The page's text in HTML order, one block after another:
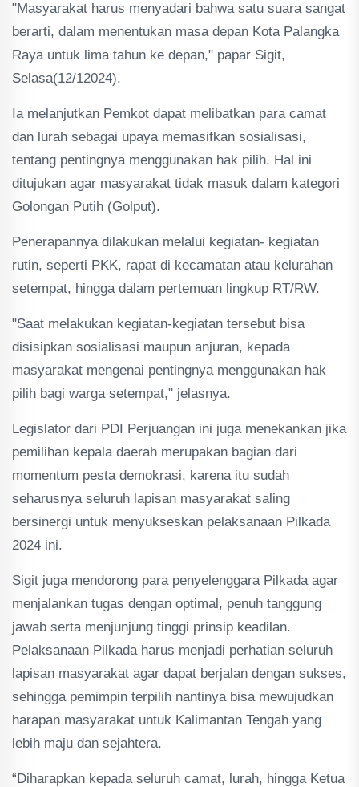
"Masyarakat harus menyadari bahwa satu suara sangat
berarti, dalam menentukan masa depan Kota Palangka
Raya untuk lima tahun ke depan," papar Sigit,
Selasa(12/12024).
Ia melanjutkan Pemkot dapat melibatkan para camat
dan lurah sebagai upaya memasifkan sosialisasi,
tentang pentingnya menggunakan hak pilih. Hal ini
ditujukan agar masyarakat tidak masuk dalam kategori
Golongan Putih (Golput).
Penerapannya dilakukan melalui kegiatan- kegiatan
rutin, seperti PKK, rapat di kecamatan atau kelurahan
setempat, hingga dalam pertemuan lingkup RT/RW.
"Saat melakukan kegiatan-kegiatan tersebut bisa
disisipkan sosialisasi maupun anjuran, kepada
masyarakat mengenai pentingnya menggunakan hak
pilih bagi warga setempat," jelasnya.
Legislator dari PDI Perjuangan ini juga menekankan jika
pemilihan kepala daerah merupakan bagian dari
momentum pesta demokrasi, karena itu sudah
seharusnya seluruh lapisan masyarakat saling
bersinergi untuk menyukseskan pelaksanaan Pilkada
2024 ini.
Sigit juga mendorong para penyelenggara Pilkada agar
menjalankan tugas dengan optimal, penuh tanggung
jawab serta menjunjung tinggi prinsip keadilan.
Pelaksanaan Pilkada harus menjadi perhatian seluruh
lapisan masyarakat agar dapat berjalan dengan sukses,
sehingga pemimpin terpilih nantinya bisa mewujudkan
harapan masyarakat untuk Kalimantan Tengah yang
lebih maju dan sejahtera.
“Diharapkan kepada seluruh camat, lurah, hingga Ketua